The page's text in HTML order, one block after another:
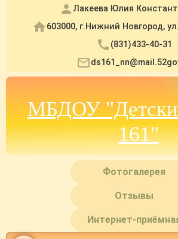
Лакеева Юлия
603000, г.Нижний Новгород,
(831)433-40-31
МБДОУ
161"
Фотогалерея
Отзывы
Интернет-